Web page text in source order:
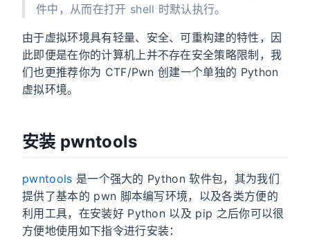
件中，从而在打开 shell 时默认执行。
由于虚拟环境具有轻量、安全、可重构建的特性，因
此即便是在你的计算机上并不存在安全策略限制，我
们也更推荐你为 CTF/Pwn 创建一个单独的 Python
虚拟环境。
安装 pwntools
pwntools 是一个强大的 Python 软件包，其为我们
提供了基本的 pwn 脚本编写环境，以及各类方便的
利用工具，在安装好 Python 以及 pip 之后你可以很
方便地使用如下指令进行安装：